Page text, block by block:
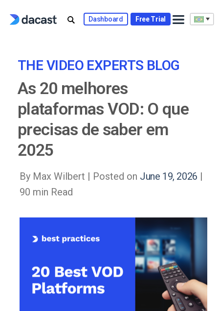
Dashboard Free Trial
THE VIDEO EXPERTS BLOG
As 20 melhores
plataformas VOD: O que
precisas de saber em
2025
By Max Wilbert | Posted on June 19, 2026 |
90 min Read